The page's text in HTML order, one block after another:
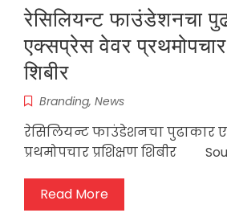
रेसिलियन्ट फाउंडेशनचा
एक्सप्रेस वेवर
शिबीर
Branding, News
रेसिलियन्ट फाउंडेशनचा पुढाकार
प्रथमोपचार प्रशिक्षण शिबीर
Read More